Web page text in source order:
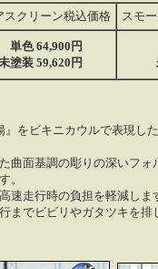
スクリーン税込価格 スモ
単色 64,900円
塗装 59,620円
をビキニカウルで表現し
曲面基調の彫りの深いフォ
。
速走行時の負担を軽減しま
までビビリやガタツキを